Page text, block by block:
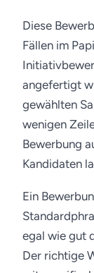
Diese
Fällen im
angefertigt
gewählten
wenigen
Bewerbung
Kandidaten
Ein
egal wie gut
Der richtige